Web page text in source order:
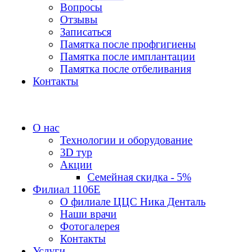
Вопросы
Отзывы
Записаться
Памятка после профгигиены
Памятка после имплантации
Памятка после отбеливания
Контакты
О нас
Технологии и оборудование
3D тур
Акции
Семейная скидка - 5%
Филиал 1106Е
О филиале ЦЦС Ника Денталь
Наши врачи
Фотогалерея
Контакты